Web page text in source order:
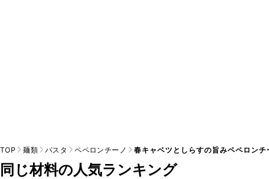
TOP 麺類 パスタ ペペロンチーノ 春キャベツとしらすの旨みペペロンチ
同じ材料の人気ランキング